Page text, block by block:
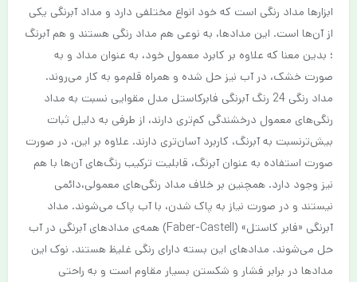
ابزارها مداد رنگی است که خود انواع مختلفی دارد و مداد آبرنگی یکی
از آن‌ها است. این مداد‌ها، به نوعی هم مداد رنگی هستند و هم آبرنگ
؛ بدین معنا که علاوه بر کابرد معمول خود، به عنوان مداد و به
صورت خشک، در آب نیز حل شده و همراه قلم‌مو به کار می‌روند.
مداد رنگی 24 رنگ آبرنگی فابرکاستل مدل مقوایی نسبت به مداد
رنگی‌های معمول درخشندگی کم‌تری دارند، از طرفی به دلیل ثبات
بیش‌ترنسبت به آبرنگ، کاربرد آسان‌تری دارند. علاوه بر این، در صورت
صورت استفاده به عنوان آبرنگ، قابلیت ترکیب رنگ‌های آن‌ها با هم
نیز وجود دارد. همچنین بر خلاف مداد رنگی‌های معمولی،دائمی
نیستند و در صورت نیاز به پاک شدن، با آب پاک می‌شوند. مداد
آبرنگی «فابر کاستل» (Faber-Castell) همه‌ی مدادهای آبرنگی در آب
حل می‌شوند. مدادهای این بسته دارای رنگی غلیظ هستند. نوک این
مدادها در برابر فشار و شکستن بسیار مقاوم است و به راحتی